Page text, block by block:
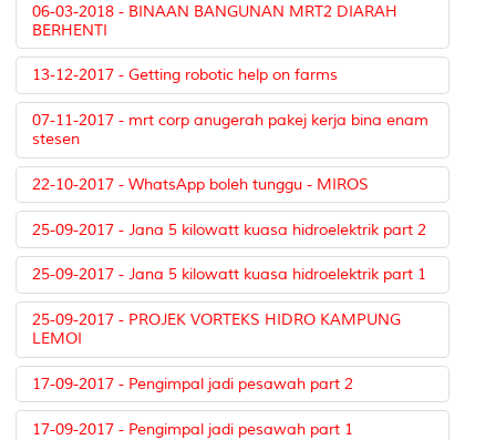
06-03-2018 - BINAAN BANGUNAN MRT2 DIARAH
BERHENTI
13-12-2017 - Getting robotic help on farms
07-11-2017 - mrt corp anugerah pakej kerja bina enam
stesen
22-10-2017 - WhatsApp boleh tunggu - MIROS
25-09-2017 - Jana 5 kilowatt kuasa hidroelektrik part 2
25-09-2017 - Jana 5 kilowatt kuasa hidroelektrik part 1
25-09-2017 - PROJEK VORTEKS HIDRO KAMPUNG
LEMOI
17-09-2017 - Pengimpal jadi pesawah part 2
17-09-2017 - Pengimpal jadi pesawah part 1